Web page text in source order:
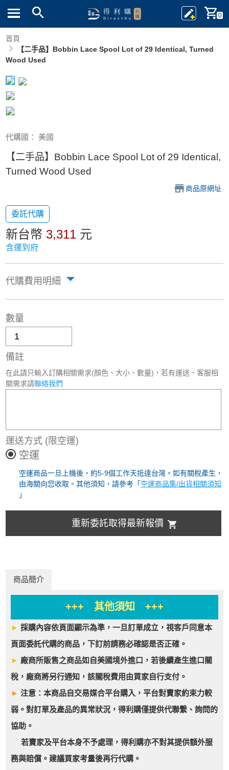
0
首頁
【二手品】Bobbin Lace Spool Lot of 29 Identical, Turned
Wood Used
代購國： 美國
【二手品】Bobbin Lace Spool Lot of 29 Identical,
Turned Wood Used
商品原網址
委託代購
新台幣 3,311 元
含運到府
代購費用明細
數量
備註
在此請只輸入訂購相關需求(顏色、大小、數量)，若有運送、客服相
關需求請聯絡我們
運送方式 (限空運)
空運
空運商品一旦上機後，約5-9個工作天抵達台灣。如有關稅產生，
由海關向您收取。其他須知，請參考「 空運商品集/出貨相關須知
」
重新委託取得最新報價
商品簡介
+++ 其他須知 +++
►採購內容依頁面顯示為準，一旦訂單成立，視客戶同意本
頁面委託代購的商品，下訂前請務必確認是否正確。
► 廠商所販售之商品如自美國境外進口，若後續產生進口關
稅，廠商將另行通知，該關稅費用由買家自行支付。
► 注意：本商品自交易媒合平台購入，平台對賣家約束力較
弱。對訂單及產品的異常狀況，得利購僅提供代聯繫、詢問的
協助。
若賣家及平台本身不予處理，得利購亦不對其提供額外服
務與賠償。建議買家考量後再行代購。